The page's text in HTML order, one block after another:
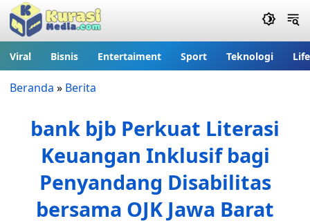
Viral Bisnis Entertaiment Sport Teknologi
Beranda » Berita
bank bjb Perkuat Literasi
Keuangan Inklusif bagi
Penyandang Disabilitas
bersama OJK Jawa Barat